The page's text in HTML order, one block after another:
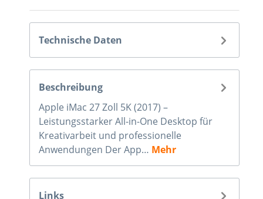
Technische Daten
Beschreibung
Apple iMac 27 Zoll 5K (2017) –
Leistungsstarker All-in-One Desktop für
Kreativarbeit und professionelle
Anwendungen Der App… Mehr
Links